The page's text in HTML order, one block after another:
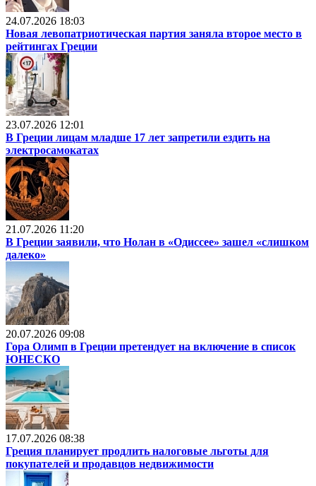
24.07.2026 18:03
Новая левопатриотическая партия заняла второе место в
рейтингах Греции
23.07.2026 12:01
В Греции лицам младше 17 лет запретили ездить на
электросамокатах
21.07.2026 11:20
В Греции заявили, что Нолан в «Одиссее» зашел «слишком
далеко»
20.07.2026 09:08
Гора Олимп в Греции претендует на включение в список
ЮНЕСКО
17.07.2026 08:38
Греция планирует продлить налоговые льготы для
покупателей и продавцов недвижимости